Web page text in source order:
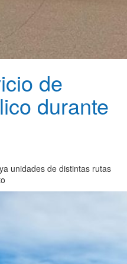
de
durante
unidades de distintas rutas